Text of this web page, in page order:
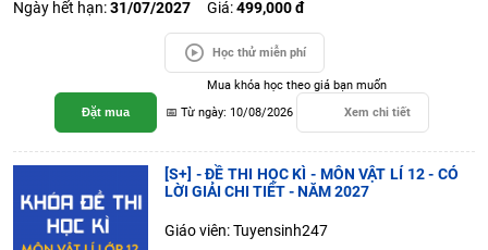
Ngày hết hạn:31/07/2027 Giá:499,000 đ
Học thử miễn phí
Đặt mua
Mua khóa học theo giá bạn muốn
📅 Từ ngày: 10/08/2026
Xem chi tiết
[S+] - ĐỀ THI HỌC KÌ - MÔN VẬT LÍ 12 - CÓ
LỜI GIẢI CHI TIẾT - NĂM 2027
Giáo viên: Tuyensinh247